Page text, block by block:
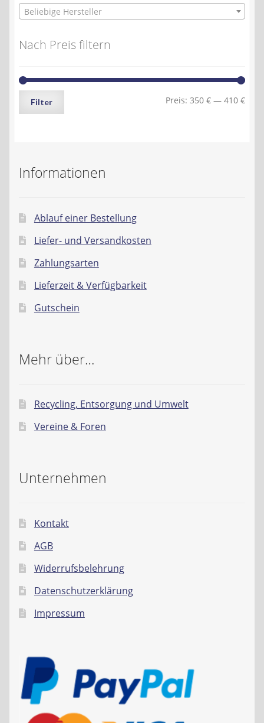
Beliebige Hersteller
Nach Preis filtern
Min.
Max.
Filter Preis: 350 € — 410 €
Informationen
Ablauf einer Bestellung
Liefer- und Versandkosten
Zahlungsarten
Lieferzeit & Verfügbarkeit
Gutschein
Mehr über…
Recycling, Entsorgung und Umwelt
Vereine & Foren
Unternehmen
Kontakt
AGB
Widerrufsbelehrung
Datenschutzerklärung
Impressum